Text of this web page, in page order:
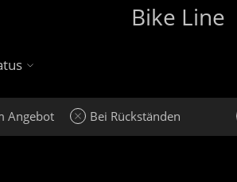
Bike Line
Angebot Bei Rückständen